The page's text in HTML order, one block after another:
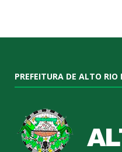
PREFEITURA DE ALTO RIO